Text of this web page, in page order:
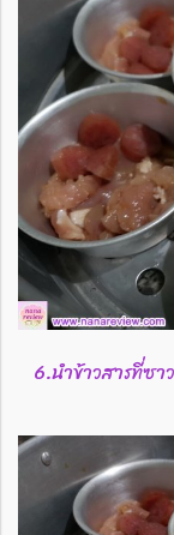
6.นำข้าวสารที่ซ